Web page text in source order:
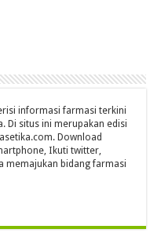
informasi farmasi terkini
Di situs ini merupakan edisi
Download
Ikuti twitter,
memajukan bidang farmasi